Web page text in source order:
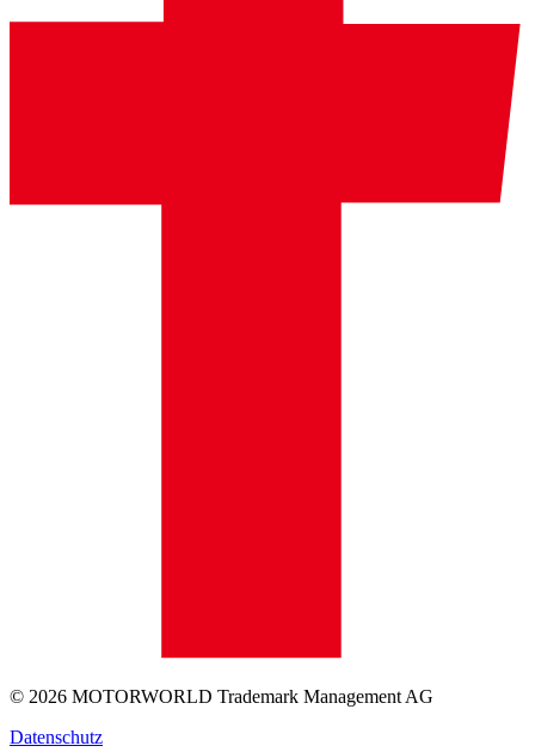
© 2026 MOTORWORLD Trademark Management AG
Datenschutz